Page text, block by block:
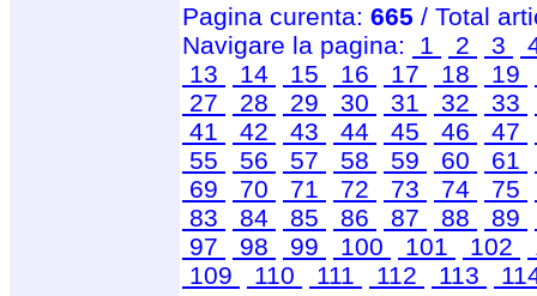
Pagina curenta: 665 / Total
Navigare la pagina:
1 2 3
13
14 15 16 17 18 19
27
28 29 30 31 32 33
41
42 43 44 45 46 47
55
56 57 58 59 60 61
69
70 71 72 73 74 75
83
84 85 86 87 88 89
97
98 99 100 101 102
109
110 111 112 113